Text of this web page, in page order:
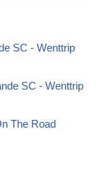
SC - Wenttrip
SC - Wenttrip
The Road